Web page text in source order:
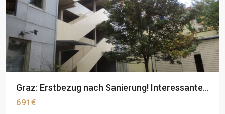
Graz: Erstbezug nach Sanierung! Interessante...
691€